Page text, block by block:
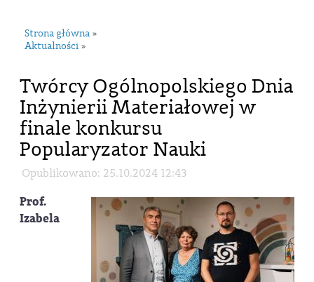
Strona główna »
Aktualności »
Twórcy Ogólnopolskiego Dnia
Inżynierii Materiałowej w
finale konkursu
Popularyzator Nauki
Opublikowano: 25.10.2024 12:43
Prof.
Izabela